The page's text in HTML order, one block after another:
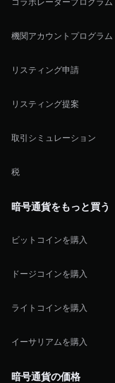
機関アカウントプログラム
リスティング申請
リスティング提案
取引シミュレーション
税
暗号通貨をもっと買う
ビットコインを購入
ドージコインを購入
ライトコインを購入
イーサリアムを購入
暗号通貨の価格